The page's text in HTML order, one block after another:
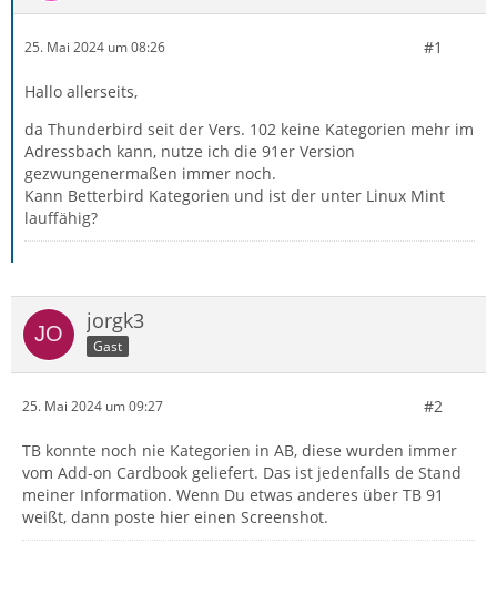
25. Mai 2024 um 08:26 #1
Hallo allerseits,
da Thunderbird seit der Vers. 102 keine Kategorien mehr im
Adressbach kann, nutze ich die 91er Version
gezwungenermaßen immer noch.
Kann Betterbird Kategorien und ist der unter Linux Mint
lauffähig?
jorgk3
Gast
25. Mai 2024 um 09:27 #2
TB konnte noch nie Kategorien in AB, diese wurden immer
vom Add-on Cardbook geliefert. Das ist jedenfalls de Stand
meiner Information. Wenn Du etwas anderes über TB 91
weißt, dann poste hier einen Screenshot.